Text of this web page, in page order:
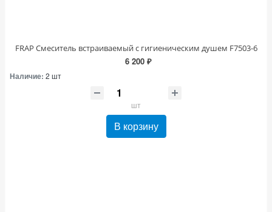
FRAP Смеситель встраиваемый с гигиеническим душем F7503-6
6 200 ₽
Наличие: 2 шт
шт
В корзину